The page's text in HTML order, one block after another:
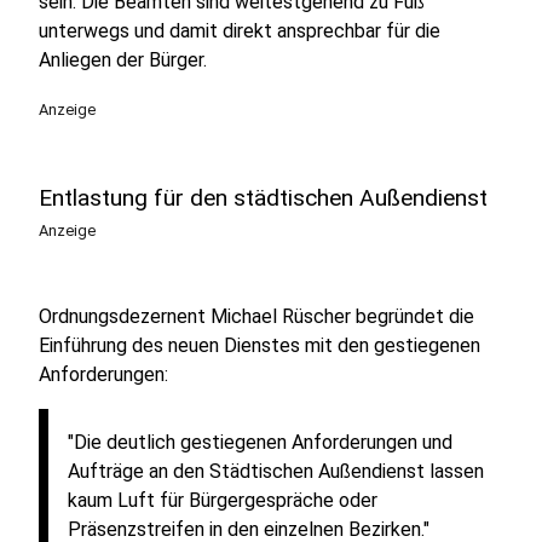
unterwegs und damit direkt ansprechbar für die
Anliegen der Bürger.
Anzeige
Entlastung für den städtischen Außendienst
Anzeige
Ordnungsdezernent Michael Rüscher begründet die
Einführung des neuen Dienstes mit den gestiegenen
Anforderungen:
"Die deutlich gestiegenen Anforderungen und
Aufträge an den Städtischen Außendienst lassen
kaum Luft für Bürgergespräche oder
Präsenzstreifen in den einzelnen Bezirken."